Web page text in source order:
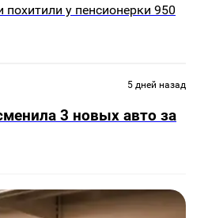
у пенсионерки 950
5 дней назад
3 новых авто за